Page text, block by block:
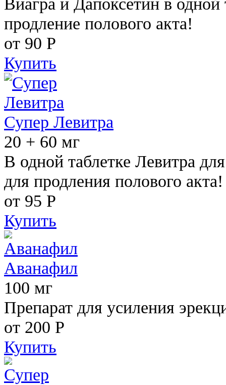
продление полового акта!
от 90 Р
Купить
Супер Левитра
20 + 60 мг
В одной таблетке Левитра
для продления полового акта!
от 95 Р
Купить
Аванафил
100 мг
Препарат для усиления
от 200 Р
Купить